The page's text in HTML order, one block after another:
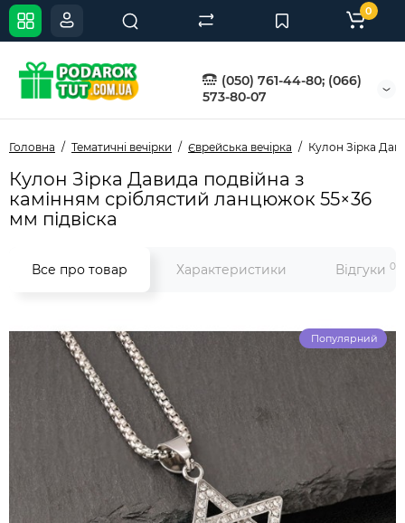
(050) 761-44-80; (066)
573-80-07
0
Головна Тематичні вечірки Єврейська вечірка Кулон Зірка
Кулон Зірка Давида подвійна з
камінням сріблястий ланцюжок 55×36
мм підвіска
Все про товар Характеристики Відгуки 0
Популярний